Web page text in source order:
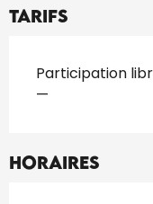
Tarifs
Tarifs 2026
Participation
—
Horaires